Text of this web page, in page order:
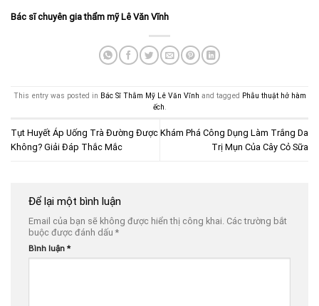
Bác sĩ chuyên gia thẩm mỹ Lê Văn Vĩnh
This entry was posted in Bác Sĩ Thẫm Mỹ Lê Văn Vĩnh and tagged Phẫu thuật hở hàm
ếch.
Tụt Huyết Áp Uống Trà Đường Được
Không? Giải Đáp Thắc Mắc
Khám Phá Công Dụng Làm Trắng Da
Trị Mụn Của Cây Cỏ Sữa
Để lại một bình luận
Email của bạn sẽ không được hiển thị công khai. Các trường bắt
buộc được đánh dấu *
Bình luận *